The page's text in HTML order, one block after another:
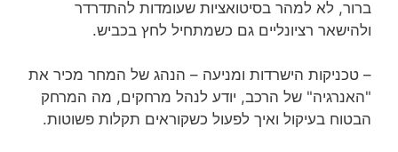
ברור, לא למהר בסיטואציות שעומדות להתדרדר
ולהישאר רציונליים גם כשמתחיל לחץ בכביש.
– טכניקות הישרדות ומניעה – הנהג של המחר מכיר את
"האנרגיה" של הרכב, יודע לנהל מרחקים, מה המרחק
הבטוח בעיקול ואיך לפעול כשקוראים תקלות פשוטות.